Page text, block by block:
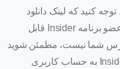
کنید که لینک دانلود
نسخه پیش‌نمایش فقط برای کاربران عضو برنامه Insider قابل
شما نیست، مطمئن شوید
که با همان ایمیل ثبت‌شده در برنامه Insider به حساب کاربری